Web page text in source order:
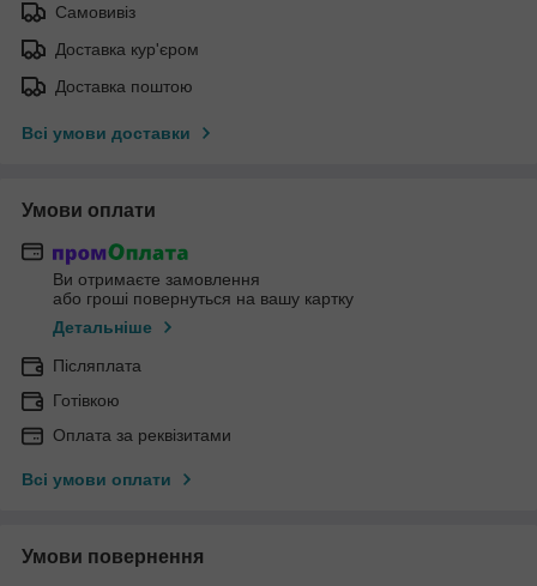
Самовивіз
Доставка кур'єром
Доставка поштою
Всі умови доставки
Умови оплати
Ви отримаєте замовлення
або гроші повернуться на вашу картку
Детальніше
Післяплата
Готівкою
Оплата за реквізитами
Всі умови оплати
Умови повернення